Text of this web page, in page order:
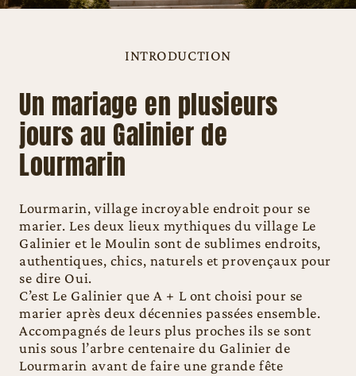
INTRODUCTION
Un mariage en plusieurs
jours au Galinier de
Lourmarin
Lourmarin, village incroyable endroit pour se
marier. Les deux lieux mythiques du village Le
Galinier et le Moulin sont de sublimes endroits,
authentiques, chics, naturels et provençaux pour
se dire Oui.
C’est Le Galinier que A + L ont choisi pour se
marier après deux décennies passées ensemble.
Accompagnés de leurs plus proches ils se sont
unis sous l’arbre centenaire du Galinier de
Lourmarin avant de faire une grande fête